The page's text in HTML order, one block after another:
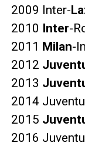
2009 Inter-
2010 Inter-
2011 Milan-
2012
2013
2014
2015
2016